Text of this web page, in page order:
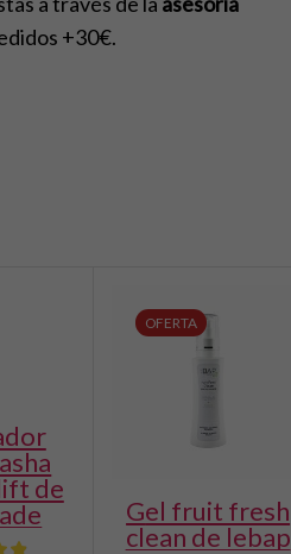
+30€.
de
OFERTA
gel fruit fresh
clean de lebap